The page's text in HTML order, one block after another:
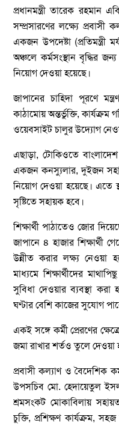
প্রধানমন্ত্রী তারেক রহমান
সম্প্রসারণের লক্ষ্যে প্রবাসী
একজন উপদেষ্টা (প্রতিমন্ত্রী
অঞ্চলে কর্মসংস্থান বৃদ্ধির
নিয়োগ দেওয়া হয়েছে।
জাপানের চাহিদা পূরণে
কাঠামোয় অন্তর্ভুক্তি,
ওয়েবসাইট চালুর উদ্যোগ
এছাড়া, টোকিওতে
একজন কনস্যুলার, দুইজন
নিয়োগ দেওয়া হয়েছে। এতে
সৃষ্টিতে সহায়ক হবে।
শিক্ষার্থী পাঠাতেও জোর
জাপানে ৪ হাজার শিক্ষার্থী
উন্নীত করার লক্ষ্য নেওয়া
মাধ্যমে শিক্ষার্থীদের
সুবিধা দেওয়ার ব্যবস্থা করা
ঘণ্টার বেশি কাজের সুযোগ
একই সঙ্গে কর্মী প্রেরণের
জমা রাখার শর্তও তুলে দেওয়া
প্রবাসী কল্যাণ ও বৈদেশিক
উপসচিব মো. হেদায়েতুল
শ্রমসংকট মোকাবিলায়
চুক্তি, প্রশিক্ষণ কার্যক্রম,